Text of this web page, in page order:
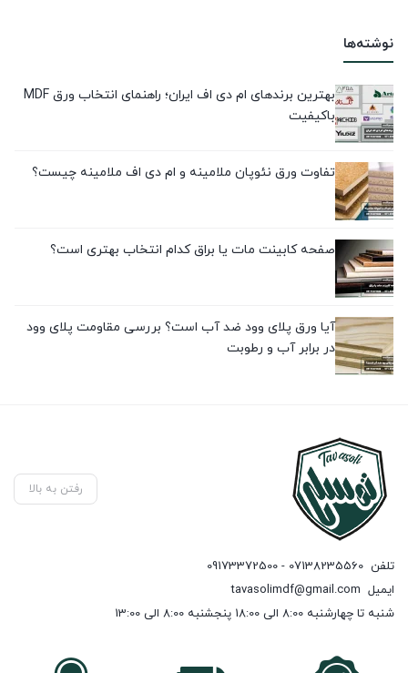
نوشته‌ها
بهترین برندهای ام دی اف ایران؛ راهنمای انتخاب ورق MDF
باکیفیت
تفاوت ورق نئوپان ملامینه و ام دی اف ملامینه چیست؟
صفحه کابینت مات یا براق کدام انتخاب بهتری است؟
آیا ورق پلای وود ضد آب است؟ بررسی مقاومت پلای وود
در برابر آب و رطوبت
رفتن به بالا
تلفن 07138235560 - 09173372500
ایمیل tavasolimdf@gmail.com
شنبه تا چهارشنبه 8:00 الی 18:00 پنجشنبه 8:00 الی 13:00